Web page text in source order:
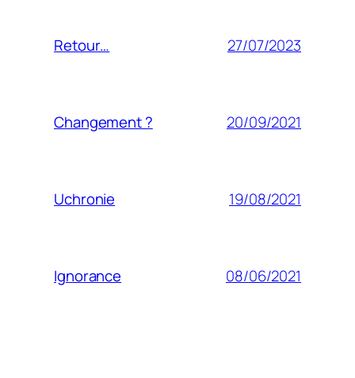
Retour… 27/07/2023
Changement ? 20/09/2021
Uchronie 19/08/2021
Ignorance 08/06/2021